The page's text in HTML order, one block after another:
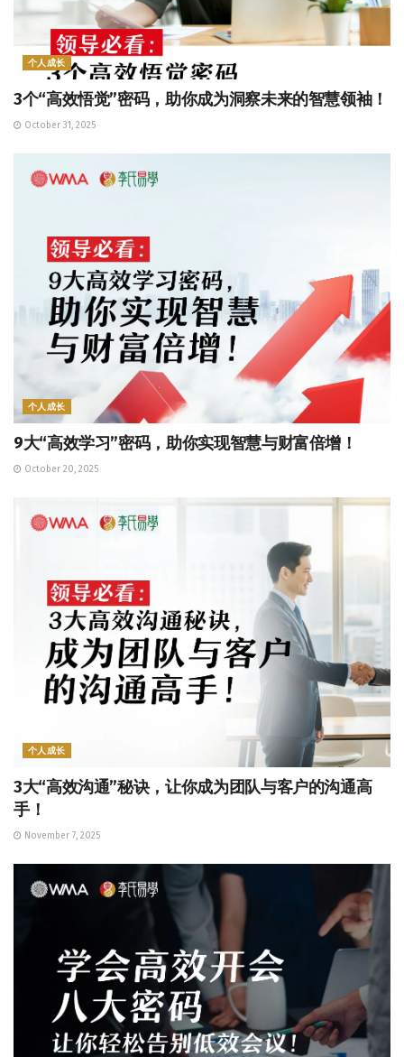
个人成长
3个“高效悟觉”密码，助你成为洞察未来的智慧领袖！
October 31, 2025
个人成长
9大“高效学习”密码，助你实现智慧与财富倍增！
October 20, 2025
个人成长
3大“高效沟通”秘诀，让你成为团队与客户的沟通高
手！
November 7, 2025